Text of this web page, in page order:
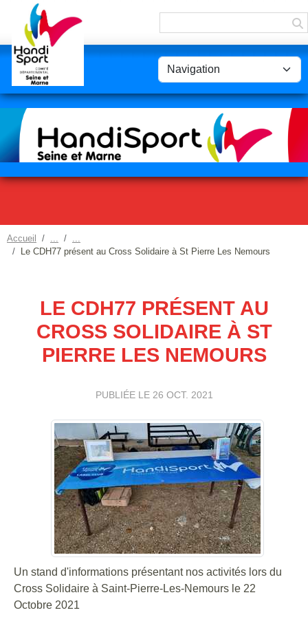
Accueil
Le CDH77 présent au Cross Solidaire à St Pierre Les Nemours
LE CDH77 PRÉSENT AU
CROSS SOLIDAIRE À ST
PIERRE LES NEMOURS
PUBLIÉE LE 26 OCT. 2021
Un stand d'informations présentant nos activités lors du
Cross Solidaire à Saint-Pierre-Les-Nemours le 22
Octobre 2021
Panneau de gestion des cookies